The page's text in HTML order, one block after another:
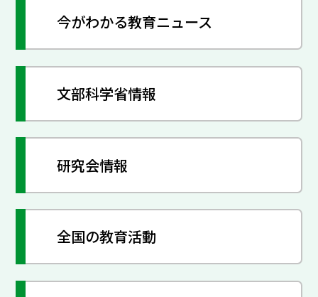
今がわかる教育ニュース
文部科学省情報
研究会情報
全国の教育活動